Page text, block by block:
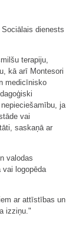
dienests
terapiju,
kā arī Montesori
medicīnisko
ja
vai
saskaņā ar
valodas
logopēda
ar attīstības un
izziņu."